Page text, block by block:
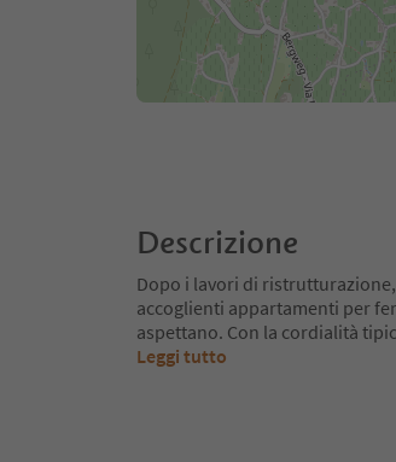
Descrizione
Dopo i lavori di
accoglienti appartamenti per
aspettano. Con la cordialità
Leggi tutto